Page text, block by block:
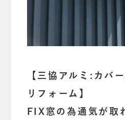
【三協アルミ:カバ
リフォーム】
FIX窓の為通気が取